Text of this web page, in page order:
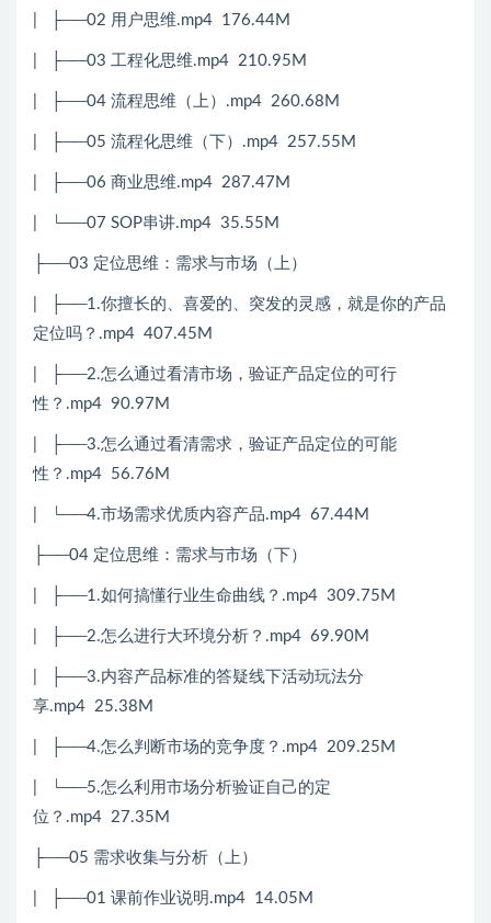
| ├──02 用户思维.mp4 176.44M
| ├──03 工程化思维.mp4 210.95M
| ├──04 流程思维（上）.mp4 260.68M
| ├──05 流程化思维（下）.mp4 257.55M
| ├──06 商业思维.mp4 287.47M
| └──07 SOP串讲.mp4 35.55M
├──03 定位思维：需求与市场（上）
| ├──1.你擅长的、喜爱的、突发的灵感，就是你的产品
定位吗？.mp4 407.45M
| ├──2.怎么通过看清市场，验证产品定位的可行
性？.mp4 90.97M
| ├──3.怎么通过看清需求，验证产品定位的可能
性？.mp4 56.76M
| └──4.市场需求优质内容产品.mp4 67.44M
├──04 定位思维：需求与市场（下）
| ├──1.如何搞懂行业生命曲线？.mp4 309.75M
| ├──2.怎么进行大环境分析？.mp4 69.90M
| ├──3.内容产品标准的答疑线下活动玩法分
享.mp4 25.38M
| ├──4.怎么判断市场的竞争度？.mp4 209.25M
| └──5.怎么利用市场分析验证自己的定
位？.mp4 27.35M
├──05 需求收集与分析（上）
| ├──01 课前作业说明.mp4 14.05M